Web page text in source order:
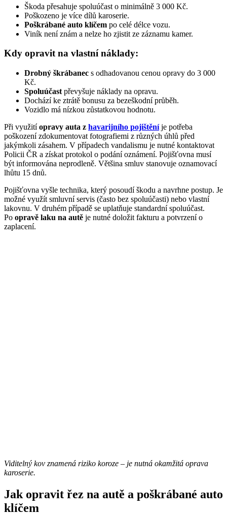
Škoda přesahuje spoluúčast o minimálně 3 000 Kč.
Poškozeno je více dílů karoserie.
Poškrábané auto klíčem po celé délce vozu.
Viník není znám a nelze ho zjistit ze záznamu kamer.
Kdy opravit na vlastní náklady:
Drobný škrábanec s odhadovanou cenou opravy do 3 000
Kč.
Spoluúčast převyšuje náklady na opravu.
Dochází ke ztrátě bonusu za bezeškodní průběh.
Vozidlo má nízkou zůstatkovou hodnotu.
Při využitíopravy auta z havarijního pojištěníje potřeba
poškození zdokumentovat fotografiemi z různých úhlů před
jakýmkoli zásahem. V případech vandalismu je nutné kontaktovat
Policii ČR a získat protokol o podání oznámení. Pojišťovna musí
být informována neprodleně. Většina smluv stanovuje oznamovací
lhůtu 15 dnů.
Pojišťovna vyšle technika, který posoudí škodu a navrhne postup. Je
možné využít smluvní servis (často bez spoluúčasti) nebo vlastní
lakovnu. V druhém případě se uplatňuje standardní spoluúčast.
Po opravě laku na autě je nutné doložit fakturu a potvrzení o
zaplacení.
Viditelný kov znamená riziko koroze – je nutná okamžitá oprava
karoserie.
Jak opravit řez na autě a poškrábané auto
klíčem